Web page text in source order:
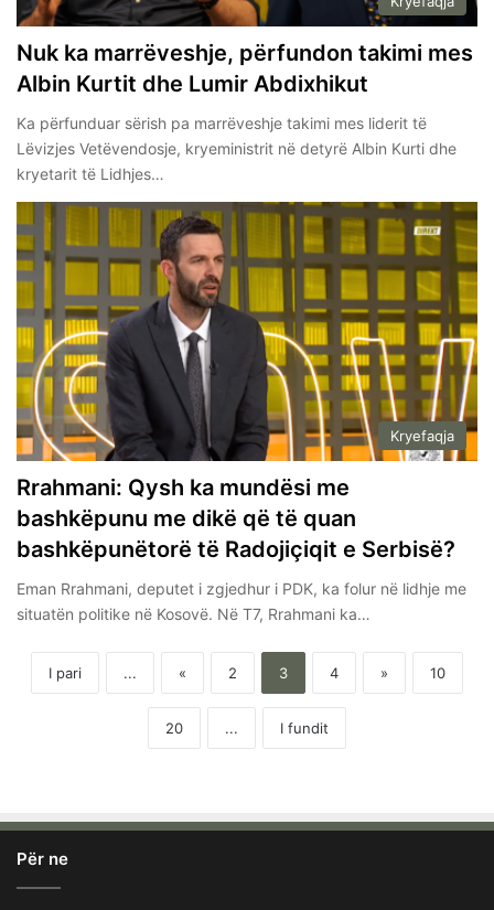
Nuk ka marrëveshje, përfundon takimi mes
Albin Kurtit dhe Lumir Abdixhikut
Ka përfunduar sërish pa marrëveshje takimi mes liderit të
Lëvizjes Vetëvendosje, kryeministrit në detyrë Albin Kurti dhe
kryetarit të Lidhjes…
Kryefaqja
Rrahmani: Qysh ka mundësi me
bashkëpunu me dikë që të quan
bashkëpunëtorë të Radojiçiqit e Serbisë?
Eman Rrahmani, deputet i zgjedhur i PDK, ka folur në lidhje me
situatën politike në Kosovë. Në T7, Rrahmani ka…
I pari ... « 2 3 4 » 10
20 ... I fundit
Për ne